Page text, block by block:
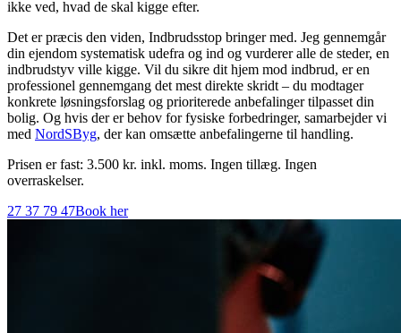
ikke ved, hvad de skal kigge efter.
Det er præcis den viden, Indbrudsstop bringer med. Jeg gennemgår
din ejendom systematisk udefra og ind og vurderer alle de steder, en
indbrudstyv ville kigge. Vil du sikre dit hjem mod indbrud, er en
professionel gennemgang det mest direkte skridt – du modtager
konkrete løsningsforslag og prioriterede anbefalinger tilpasset din
bolig. Og hvis der er behov for fysiske forbedringer, samarbejder vi
med NordSByg, der kan omsætte anbefalingerne til handling.
Prisen er fast: 3.500 kr. inkl. moms. Ingen tillæg. Ingen
overraskelser.
27 37 79 47Book her